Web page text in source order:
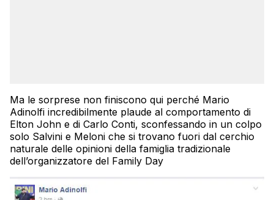
Ma le sorprese non finiscono qui perché Mario
Adinolfi incredibilmente plaude al comportamento di
Elton John e di Carlo Conti, sconfessando in un colpo
solo Salvini e Meloni che si trovano fuori dal cerchio
naturale delle opinioni della famiglia tradizionale
dell’organizzatore del Family Day